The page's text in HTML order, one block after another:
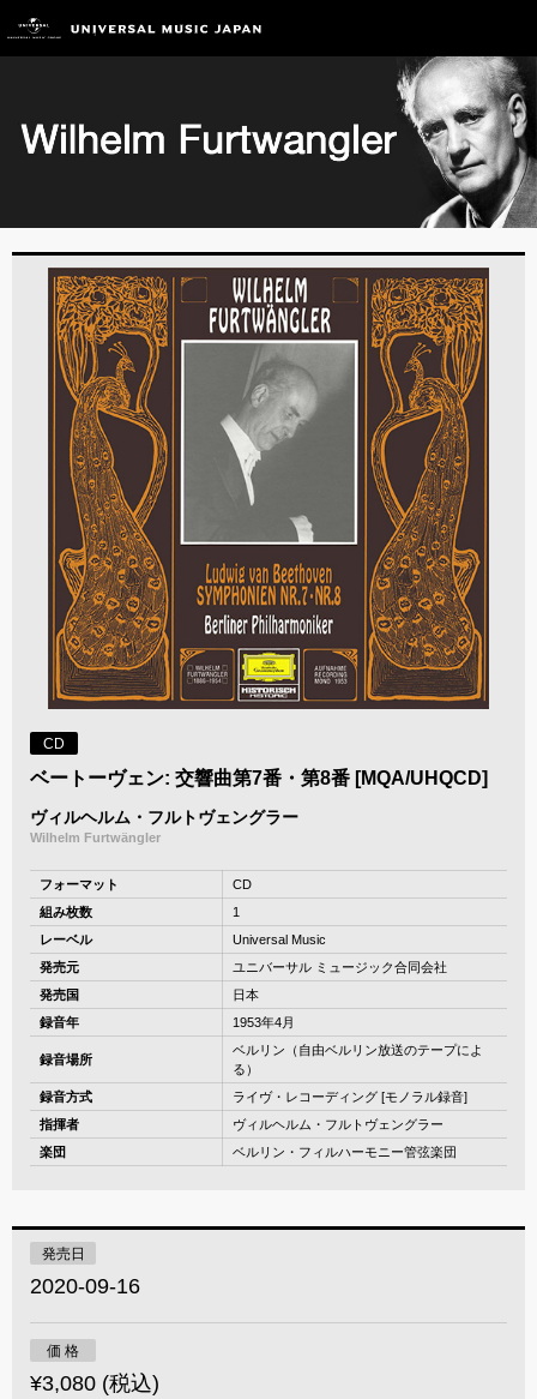
CD
ベートーヴェン: 交響曲第7番・第8番 [MQA/UHQCD]
ヴィルヘルム・フルトヴェングラー
Wilhelm Furtwängler
フォーマット
CD
組み枚数
1
レーベル
Universal Music
発売元
ユニバーサル ミュージック合同会社
発売国
日本
録音年
1953年4月
録音場所
ベルリン（自由ベルリン放送のテープによ
る）
録音方式
ライヴ・レコーディング [モノラル録音]
指揮者
ヴィルヘルム・フルトヴェングラー
楽団
ベルリン・フィルハーモニー管弦楽団
発売日
2020-09-16
価 格
¥3,080 (税込)